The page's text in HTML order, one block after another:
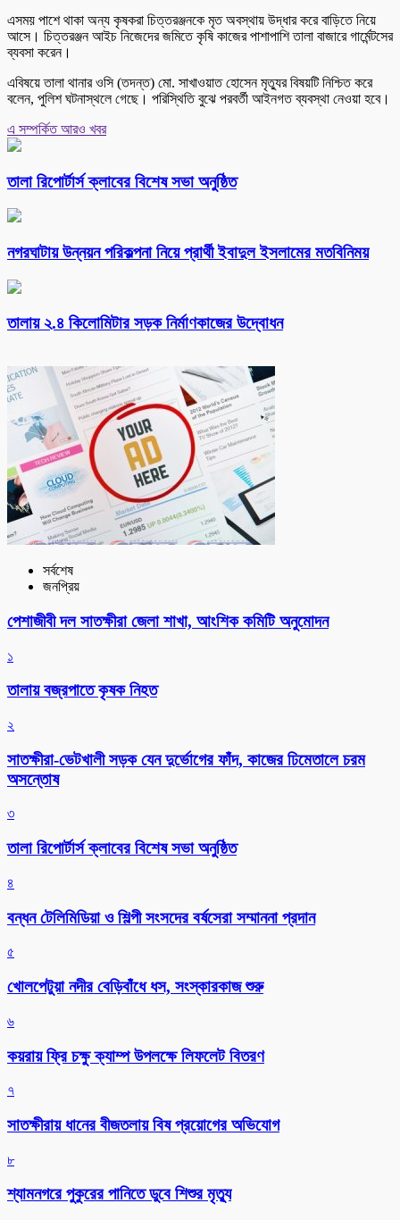
এসময় পাশে থাকা অন্য কৃষকরা চিত্তরঞ্জনকে মৃত অবস্থায় উদ্ধার করে বাড়িতে নিয়ে
আসে। চিত্তরঞ্জন আইচ নিজেদের জমিতে কৃষি কাজের পাশাপাশি তালা বাজারে গার্মেন্টসের
ব্যবসা করেন।
‎এবিষয়ে তালা থানার ওসি (তদন্ত) মো. সাখাওয়াত হোসেন মৃত্যুর বিষয়টি নিশ্চিত করে
বলেন, পুলিশ ঘটনাস্থলে গেছে। পরিস্থিতি বুঝে পরবর্তী আইনগত ব্যবস্থা নেওয়া হবে।
এ সম্পর্কিত আরও খবর
‎তালা রিপোর্টার্স ক্লাবের বিশেষ সভা অনুষ্ঠিত
নগরঘাটায় উন্নয়ন পরিকল্পনা নিয়ে প্রার্থী ইবাদুল ইসলামের মতবিনিময়
তালায় ২.৪ কিলোমিটার সড়ক নির্মাণকাজের উদ্বোধন
সর্বশেষ
জনপ্রিয়
পেশাজীবী দল সাতক্ষীরা জেলা শাখা, আংশিক কমিটি অনুমোদন
১
তালায় বজ্রপাতে কৃষক নিহত
২
সাতক্ষীরা-ভেটখালী সড়ক যেন দুর্ভোগের ফাঁদ, কাজের ঢিমেতালে চরম
অসন্তোষ
৩
‎তালা রিপোর্টার্স ক্লাবের বিশেষ সভা অনুষ্ঠিত
৪
বন্ধন টেলিমিডিয়া ও শিল্পী সংসদের বর্ষসেরা সম্মাননা প্রদান
৫
খোলপেটুয়া নদীর বেড়িবাঁধে ধস, সংস্কারকাজ শুরু
৬
কয়রায় ফ্রি চক্ষু ক্যাম্প উপলক্ষে লিফলেট বিতরণ
৭
সাতক্ষীরায় ধানের বীজতলায় বিষ প্রয়োগের অভিযোগ
৮
শ্যামনগরে পুকুরের পানিতে ডুবে শিশুর মৃত্যু